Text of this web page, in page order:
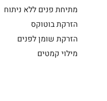
מתיחת פנים ללא ניתוח
הזרקת בוטוקס
הזרקת שומן לפנים
מילוי קמטים